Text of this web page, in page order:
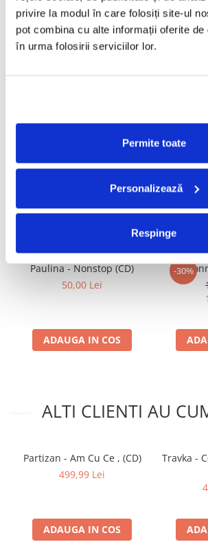
privire la modul în care folosiți site-ul
pot combina cu alte informații oferite
în urma folosirii serviciilor lor.
Permite toate
Personalizează
Respinge
PRODUSE
ADAUGA IN COS
FRECVENT
IMPREUNA
Paulina - Nonstop (CD)
50,00 Lei
ADAUGA IN COS
-30%
ALTI CLIENTI AU
Partizan - Am Cu Ce , (CD)
499,99 Lei
ADAUGA IN COS
Travka -